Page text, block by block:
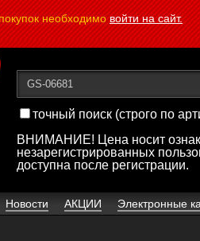
необходимовойти на сайт.
точный поиск (строго по
ВНИМАНИЕ! Цена носит
незарегистрированных
доступна после регистрации.
Новости АКЦИИ Электронные